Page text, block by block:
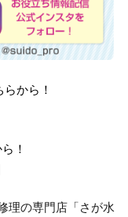
から！
！
理の専門店「さが水